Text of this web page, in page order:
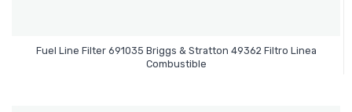
Fuel Line Filter 691035 Briggs & Stratton 49362 Filtro Linea
Combustible
Leer Más